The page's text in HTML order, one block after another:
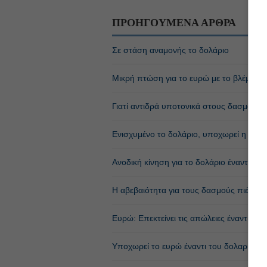
ΠΡΟΗΓΟΥΜΕΝΑ ΑΡΘΡΑ
Σε στάση αναμονής το δολάριο
Μικρή πτώση για το ευρώ με το βλέμμα
Γιατί αντιδρά υποτονικά στους δασμούς
Ενισχυμένο το δολάριο, υποχωρεί η
Ανοδική κίνηση για το δολάριο έναντι
Η αβεβαιότητα για τους δασμούς πιέζει
Ευρώ: Επεκτείνει τις απώλειες έναντι του
Υποχωρεί το ευρώ έναντι του δολαρίου,